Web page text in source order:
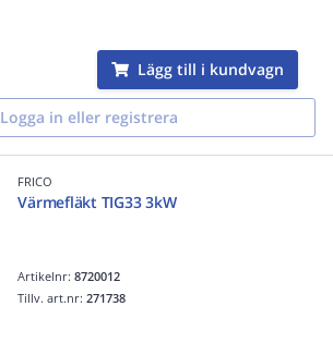
Lägg till i kundvagn
Logga in eller registrera
FRICO
Värmefläkt TIG33 3kW
Artikelnr:8720012
Tillv. art.nr:271738